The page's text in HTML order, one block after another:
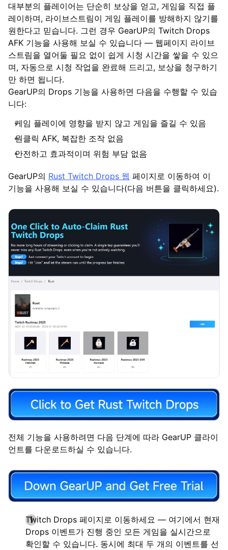
대부분의 플레이어는 단순히 보상을 얻고, 게임을 직접 플
레이하며, 라이브스트림이 게임 플레이를 방해하지 않기를
원한다고 믿습니다. 그런 경우 GearUP의 Twitch Drops
AFK 기능을 사용해 보실 수 있습니다 — 웹페이지 라이브
스트림을 열어둘 필요 없이 쉽게 시청 시간을 쌓을 수 있으
며, 자동으로 시청 작업을 완료해 드리고, 보상을 청구하기
만 하면 됩니다.
GearUP의 Drops 기능을 사용하면 다음을 수행할 수 있습
니다:
게임 플레이에 영향을 받지 않고 게임을 즐길 수 있음
원클릭 AFK, 복잡한 조작 없음
안전하고 효과적이며 위험 부담 없음
GearUP의 Rust Twitch Drops 웹 페이지로 이동하여 이
기능을 사용해 보실 수 있습니다(다음 버튼을 클릭하세요).
전체 기능을 사용하려면 다음 단계에 따라 GearUP 클라이
언트를 다운로드하실 수 있습니다.
Twitch Drops 페이지로 이동하세요 — 여기에서 현재
Drops 이벤트가 진행 중인 모든 게임을 실시간으로
확인할 수 있습니다. 동시에 최대 두 개의 이벤트를 선